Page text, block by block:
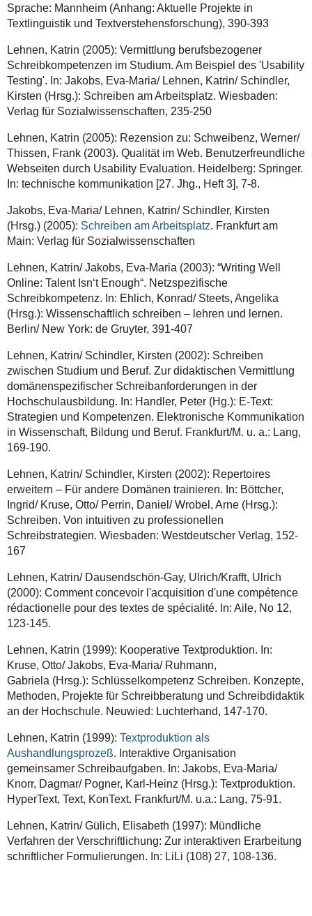
Sprache: Mannheim (Anhang: Aktuelle Projekte in
Textlinguistik und Textverstehensforschung), 390-393
Lehnen, Katrin (2005): Vermittlung berufsbezogener
Schreibkompetenzen im Studium. Am Beispiel des 'Usability
Testing'. In: Jakobs, Eva-Maria/ Lehnen, Katrin/ Schindler,
Kirsten (Hrsg.): Schreiben am Arbeitsplatz. Wiesbaden:
Verlag für Sozialwissenschaften, 235-250
Lehnen, Katrin (2005): Rezension zu: Schweibenz, Werner/
Thissen, Frank (2003). Qualität im Web. Benutzerfreundliche
Webseiten durch Usability Evaluation. Heidelberg: Springer.
In: technische kommunikation [27. Jhg., Heft 3], 7-8.
Jakobs, Eva-Maria/ Lehnen, Katrin/ Schindler, Kirsten
(Hrsg.) (2005): Schreiben am Arbeitsplatz. Frankfurt am
Main: Verlag für Sozialwissenschaften
Lehnen, Katrin/ Jakobs, Eva-Maria (2003): “Writing Well
Online: Talent Isn‘t Enough“. Netzspezifische
Schreibkompetenz. In: Ehlich, Konrad/ Steets, Angelika
(Hrsg.): Wissenschaftlich schreiben – lehren und lernen.
Berlin/ New York: de Gruyter, 391-407
Lehnen, Katrin/ Schindler, Kirsten (2002): Schreiben
zwischen Studium und Beruf. Zur didaktischen Vermittlung
domänenspezifischer Schreibanforderungen in der
Hochschulausbildung. In: Handler, Peter (Hg.): E-Text:
Strategien und Kompetenzen. Elektronische Kommunikation
in Wissenschaft, Bildung und Beruf. Frankfurt/M. u. a.: Lang,
169-190.
Lehnen, Katrin/ Schindler, Kirsten (2002): Repertoires
erweitern – Für andere Domänen trainieren. In: Böttcher,
Ingrid/ Kruse, Otto/ Perrin, Daniel/ Wrobel, Arne (Hrsg.):
Schreiben. Von intuitiven zu professionellen
Schreibstrategien. Wiesbaden: Westdeutscher Verlag, 152-
167
Lehnen, Katrin/ Dausendschön-Gay, Ulrich/Krafft, Ulrich
(2000): Comment concevoir l'acquisition d'une compétence
rédactionelle pour des textes de spécialité. In: Aile, No 12,
123-145.
Lehnen, Katrin (1999): Kooperative Textproduktion. In:
Kruse, Otto/ Jakobs, Eva-Maria/ Ruhmann,
Gabriela (Hrsg.): Schlüsselkompetenz Schreiben. Konzepte,
Methoden, Projekte für Schreibberatung und Schreibdidaktik
an der Hochschule. Neuwied: Luchterhand, 147-170.
Lehnen, Katrin (1999): Textproduktion als
Aushandlungsprozeß. Interaktive Organisation
gemeinsamer Schreibaufgaben. In: Jakobs, Eva-Maria/
Knorr, Dagmar/ Pogner, Karl-Heinz (Hrsg.): Textproduktion.
HyperText, Text, KonText. Frankfurt/M. u.a.: Lang, 75-91.
Lehnen, Katrin/ Gülich, Elisabeth (1997): Mündliche
Verfahren der Verschriftlichung: Zur interaktiven Erarbeitung
schriftlicher Formulierungen. In: LiLi (108) 27, 108-136.